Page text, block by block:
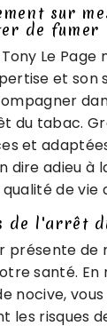
sur
de fumer
Le
et son
du tabac.
et
dire adieu à
de vie
de l'arrêt
présente de
santé.
nocive, vous
les risques